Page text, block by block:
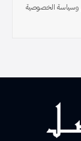
وسياسة الخصوصية